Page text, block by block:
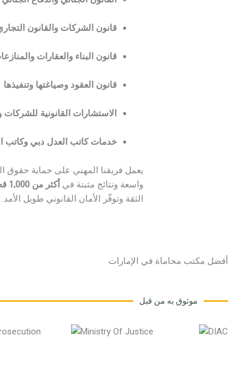
قانون الشركات والقانون
قانون البناء والعقارات
قانون العقود وصياغتها وتنفيذها
الاستشارات القانونية
خدمات كاتب العدل دبي وكاتب
يعمل فريقنا المهني على حماية حقوق
واسعة ونتائج مثبتة في أكثر من 1,000 قضية ناجحة
الثقة وتوفّر الأمان القانوني طويل الأمد.
أفضل مكتب محاماة في الإمارات
موثوق به من قبل